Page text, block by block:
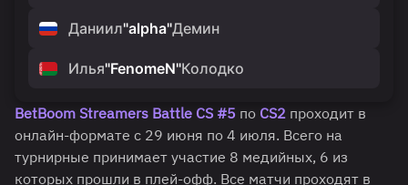
Даниил"alpha"Демин
Илья"FenomeN"Колодко
BetBoom Streamers Battle CS #5 по CS2 проходит в
онлайн-формате с 29 июня по 4 июля. Всего на
турнирные принимает участие 8 медийных, 6 из
которых прошли в плей-офф. Все матчи проходят в